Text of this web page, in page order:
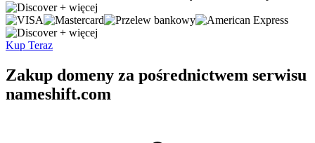
+ więcej
+ więcej
Kup Teraz
Zakup domeny za pośrednictwem serwisu
nameshift.com